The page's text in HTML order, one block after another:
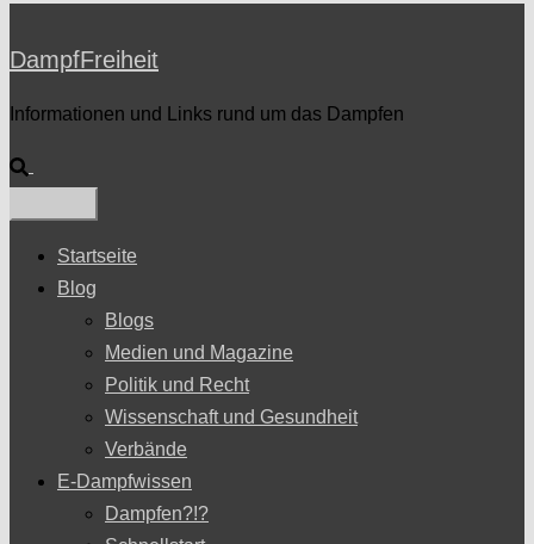
DampfFreiheit
Informationen und Links rund um das Dampfen
Suche
Startseite
Blog
Blogs
Medien und Magazine
Politik und Recht
Wissenschaft und Gesundheit
Verbände
E-Dampfwissen
Dampfen?!?